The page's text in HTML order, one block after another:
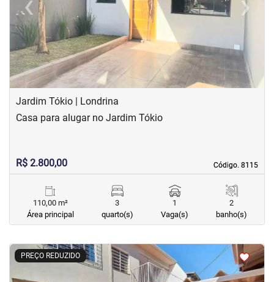
Previous Next
Jardim Tókio | Londrina
Código. 8115
Código. 8115
Casa para alugar no Jardim Tókio
R$ 2.800,00
110,00 m²
Área principal
3
quarto(s)
1
Vaga(s)
2
banho(s)
PREÇO REDUZIDO
< <<<